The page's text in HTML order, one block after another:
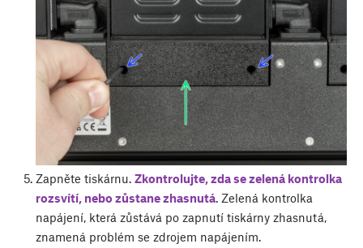
Zapněte tiskárnu. Zkontrolujte, zda se zelená kontrolka
rozsvítí, nebo zůstane zhasnutá. Zelená kontrolka
napájení, která zůstává po zapnutí tiskárny zhasnutá,
znamená problém se zdrojem napájením.